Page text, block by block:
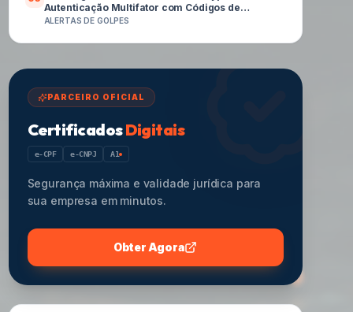
Autenticação Multifator com Códigos de
Dispositivo
ALERTAS DE GOLPES
PARCEIRO OFICIAL
CertificadosDigitais
e-CPF e-CNPJ A1
Segurança máxima e validade jurídica para
sua empresa em minutos.
Obter Agora